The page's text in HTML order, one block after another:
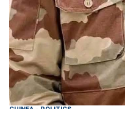
GUINEA POLITICS